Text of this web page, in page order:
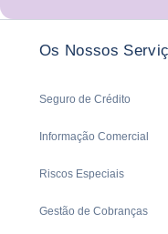
Os Nossos
Seguro de Crédito
Informação Comercial
Riscos Especiais
Gestão de Cobranças